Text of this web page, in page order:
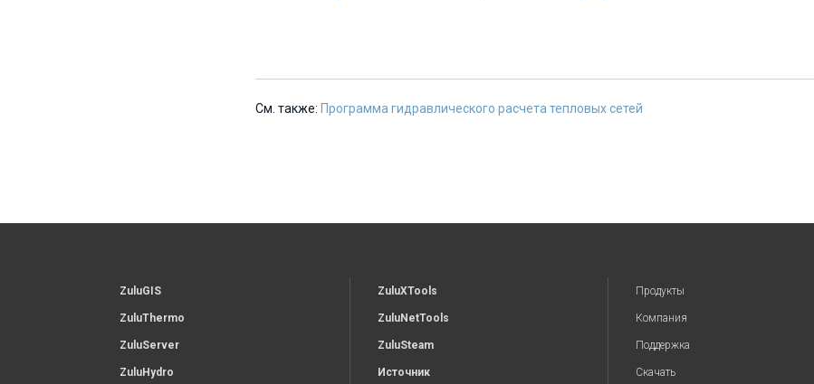
См. также: Программа гидравлического расчета тепловых сетей
ZuluGIS
ZuluThermo
ZuluServer
ZuluHydro
ZuluXTools
ZuluNetTools
ZuluSteam
Источник
Продукты
Компания
Поддержка
Скачать